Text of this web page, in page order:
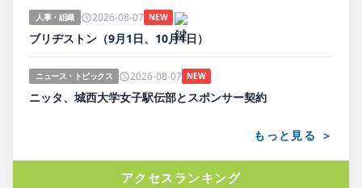
人事・組織 2026-08-07 NEW
ブリヂストン（9月1日、10月1日）
ニュース・トピックス 2026-08-07 NEW
ニッタ、城西大学女子駅伝部とスポンサー契約
もっと見る ＞
アクセスランキング